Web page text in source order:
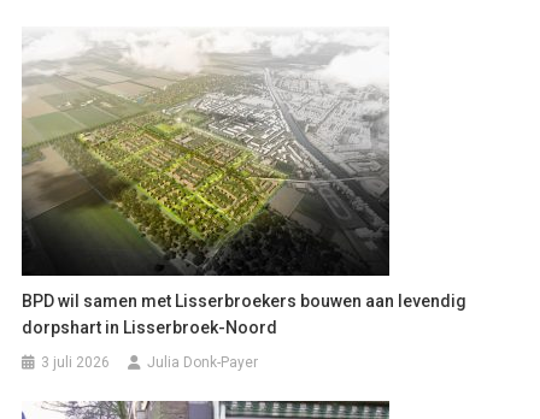
BPD wil samen met Lisserbroekers bouwen aan levendig
dorpshart in Lisserbroek-Noord
3 juli 2026 Julia Donk-Payer